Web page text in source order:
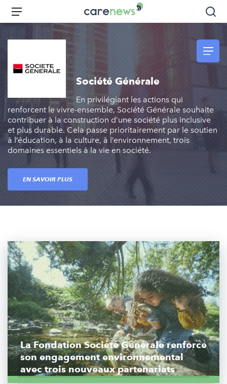
Aller
principal
Carenews,
Le
média
l'engagement
Menu
Société Générale
En privilégiant les actions qui
renforcent le vivre-ensemble, Société Générale souhaite
contribuer à la construction d’une société plus inclusive
et plus durable. Cela passe prioritairement par le soutien
à l’éducation, à la culture, à l’environnement, trois
domaines essentiels à la vie en société.
EN SAVOIR PLUS
La Fondation Société Générale renforce
son engagement environnemental
avec trois nouveaux partenariats